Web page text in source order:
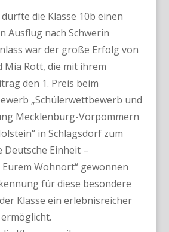
die Klasse 10b einen
Ausflug nach Schwerin
war der große Erfolg von
Mia Rott, die mit ihrem
den 1. Preis beim
„Schülerwettbewerb und
Mecklenburg-Vorpommern
in Schlagsdorf zum
Deutsche Einheit –
Wohnort“ gewonnen
für diese besondere
Klasse ein erlebnisreicher